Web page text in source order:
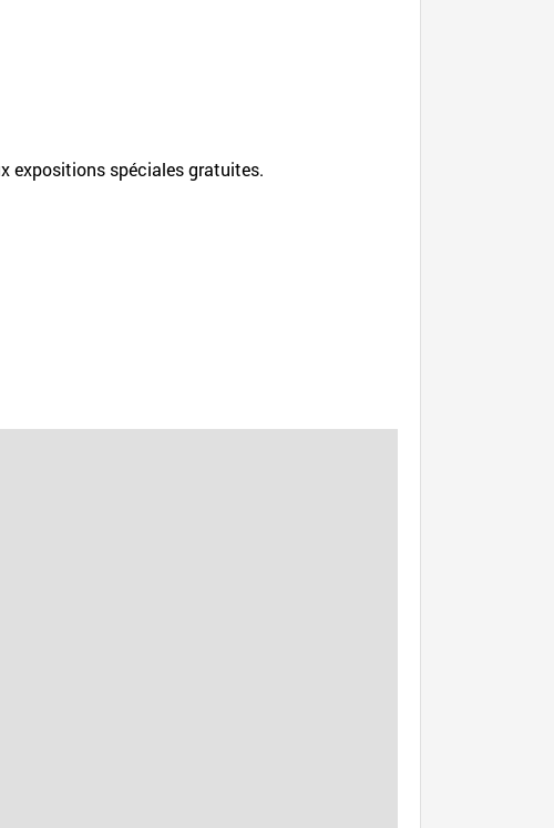
expositions spéciales gratuites.